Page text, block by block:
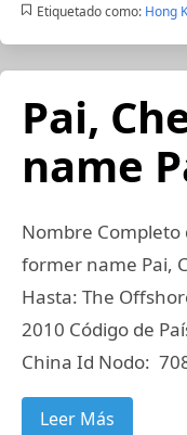
Etiquetado como: Hong
Pai,
name
Nombre Completo
former name Pai,
Hasta: The
2010 Código de
China Id Nodo:
Leer Más